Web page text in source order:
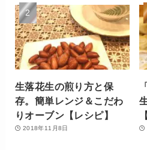
生落花生の煎り方と保
存。簡単レンジ＆こだわ
りオーブン【レシピ】
2018年11月8日